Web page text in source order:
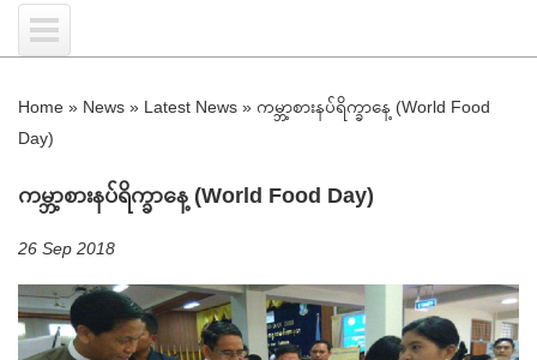
Home » News » Latest News » ကမ္ဘာ့စားနပ်ရိက္ခာနေ့ (World Food
Day)
ကမ္ဘာ့စားနပ်ရိက္ခာနေ့ (World Food Day)
26 Sep 2018